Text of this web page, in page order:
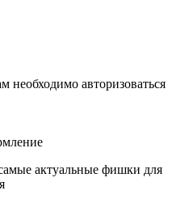
необходимо авторизоваться
актуальные фишки для